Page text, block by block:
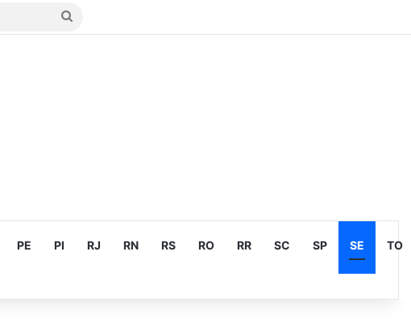
Procurar
PE PI RJ RN RS RO RR SC SP SE TO